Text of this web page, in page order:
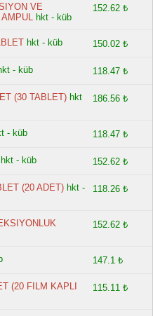
VE
AMPUL hkt - küb
152.62 ₺
hkt - küb 150.02 ₺
- küb 118.47 ₺
(30 TABLET) hkt
186.56 ₺
- küb 118.47 ₺
hkt - küb 152.62 ₺
(20 ADET) hkt -
118.26 ₺
152.62 ₺
147.1 ₺
(20 FILM KAPLI
115.11 ₺